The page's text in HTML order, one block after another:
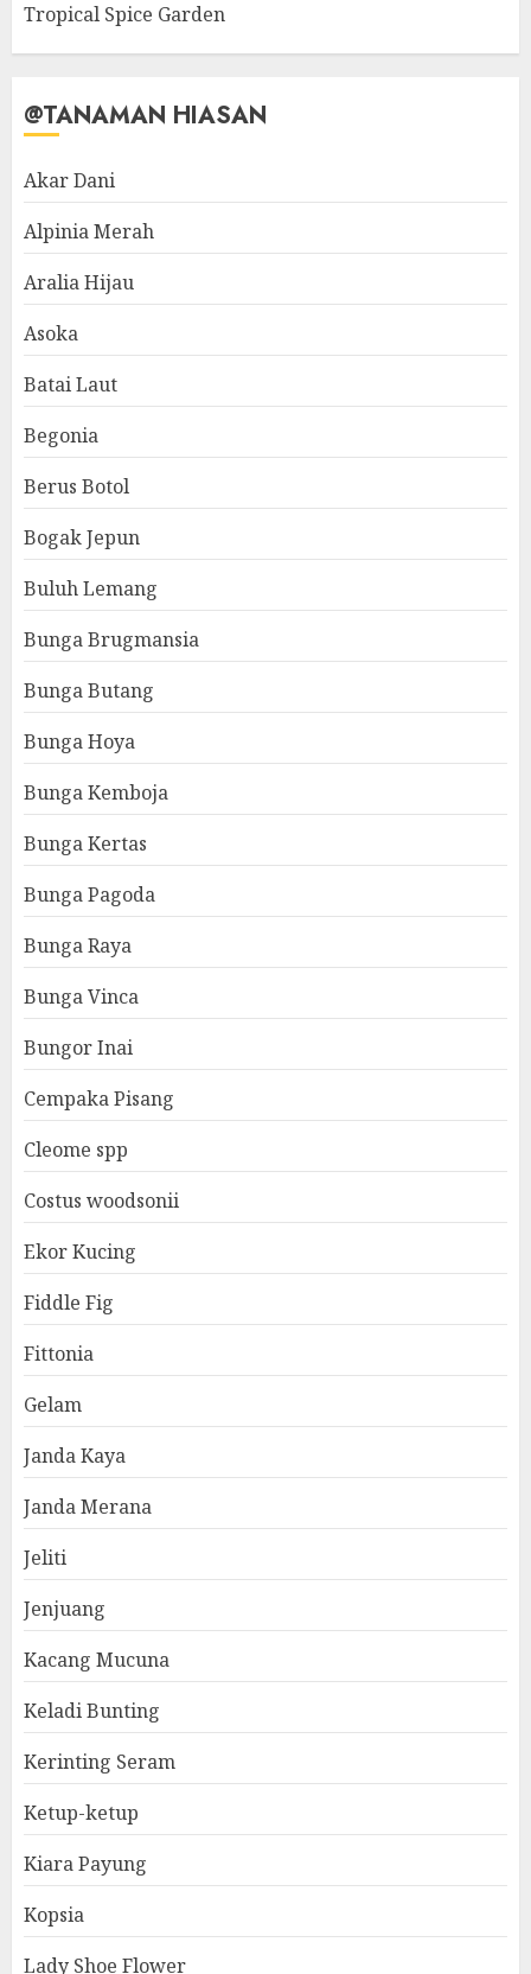
Tropical Spice Garden
@TANAMAN HIASAN
Akar Dani
Alpinia Merah
Aralia Hijau
Asoka
Batai Laut
Begonia
Berus Botol
Bogak Jepun
Buluh Lemang
Bunga Brugmansia
Bunga Butang
Bunga Hoya
Bunga Kemboja
Bunga Kertas
Bunga Pagoda
Bunga Raya
Bunga Vinca
Bungor Inai
Cempaka Pisang
Cleome spp
Costus woodsonii
Ekor Kucing
Fiddle Fig
Fittonia
Gelam
Janda Kaya
Janda Merana
Jeliti
Jenjuang
Kacang Mucuna
Keladi Bunting
Kerinting Seram
Ketup-ketup
Kiara Payung
Kopsia
Lady Shoe Flower